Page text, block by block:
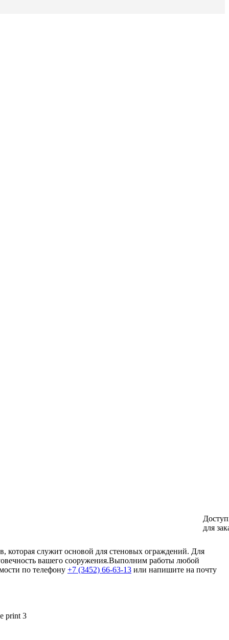
для
которая служит основой для стеновых ограждений. Для
вашего сооружения.Выполним работы любой
по телефону +7 (3452) 66-63-13 или напишите на почту